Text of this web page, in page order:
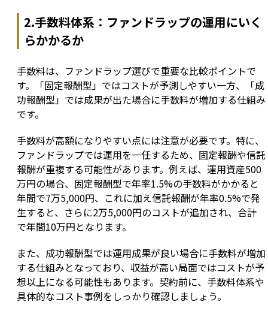
2.手数料体系：ファンドラップの運用にいく
らかかるか
手数料は、ファンドラップ選びで重要な比較ポイントで
す。「固定報酬型」ではコストが予測しやすい一方、「成
功報酬型」では成果が出た場合に手数料が増加する仕組み
です。
手数料が高額になりやすい点には注意が必要です。特に、
ファンドラップでは運用を一任するため、固定報酬や信託
報酬が重複する可能性があります。例えば、運用資産500
万円の場合、固定報酬型で年率1.5%の手数料がかかると
年間で7万5,000円、これに加え信託報酬が年率0.5%で発
生すると、さらに2万5,000円のコストが追加され、合計
で年間10万円となります。
また、成功報酬型では運用成果が良い場合に手数料が増加
する仕組みとなっており、収益が高い局面ではコストが予
想以上になる可能性もあります。契約前に、手数料体系や
具体的なコスト事例をしっかり確認しましょう。